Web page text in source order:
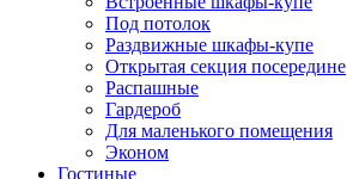
Под потолок
Раздвижные шкафы-купе
Открытая секция посередине
Распашные
Гардероб
Для маленького помещения
Эконом
Гостиные